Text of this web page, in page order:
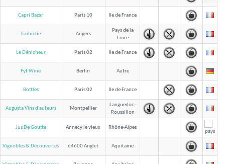
Capri Bazar Paris 10 Ile de France
Gribiche Angers
Pays de la
Loire
Le Dénicheur Paris 02 Ile de France
Fyt Wine Berlin Autre
Bottles Paris 02 Ile de France
Augusta Vins d’auteurs Montpellier
Languedoc-
Roussillon
Jus De Goutte Annecy le vieux Rhône-Alpes
Vignobles & Découvertes 64600 Anglet Aquitaine